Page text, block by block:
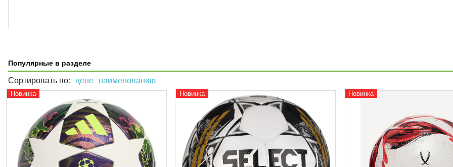
Популярные в разделе
Сортировать по: цене наименованию
Новинка Новинка Новинка